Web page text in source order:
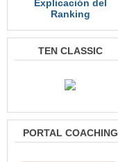
Explicación del
Ranking
TEN CLASSIC
PORTAL COACHING